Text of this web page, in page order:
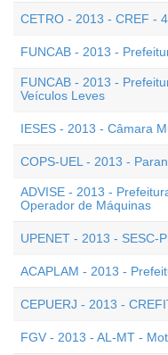
CETRO - 2013 - CREF -
FUNCAB - 2013 -
FUNCAB - 2013 -
Veículos Leves
IESES - 2013 - Câmara
COPS-UEL - 2013 -
ADVISE - 2013 -
Operador de Máquinas
UPENET - 2013 - SESC-
ACAPLAM - 2013 -
CEPUERJ - 2013 -
FGV - 2013 - AL-MT -